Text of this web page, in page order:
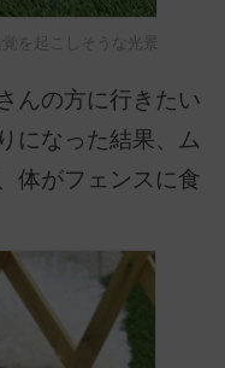
を起こしそうな光景
んの方に行きたい
になった結果、ム
体がフェンスに食